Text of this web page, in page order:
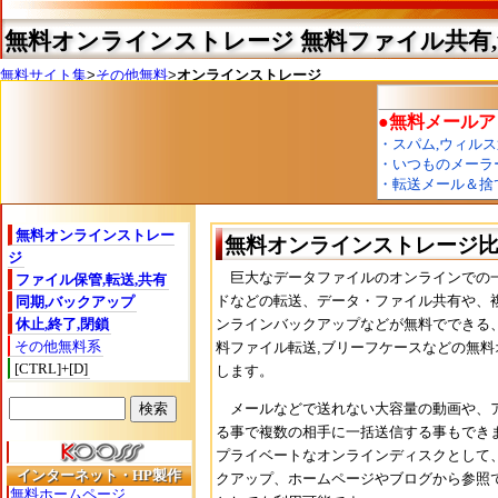
無料オンラインストレージ 無料ファイル共
無料サイト集>その他無料>オンラインストレージ
無料オンラインストレー
ジ
ファイル保管,転送,共有
同期,バックアップ
休止,終了,閉鎖
その他無料系
[CTRL]+[D]
インターネット・HP製作
無料ホームページ
無料オンラインストレージ
巨大なデータファイルのオンラインでの
ドなどの転送、データ・ファイル共有や
ンラインバックアップなどが無料ででき
料ファイル転送,ブリーフケースなどの無
します。
メールなどで送れない大容量の動画や、
る事で複数の相手に一括送信する事もでき
プライベートなオンラインディスクとし
クアップ、ホームページやブログから参